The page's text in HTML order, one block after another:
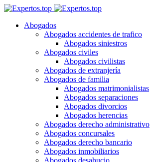
Abogados
Abogados accidentes de trafico
Abogados siniestros
Abogados civiles
Abogados civilistas
Abogados de extranjería
Abogados de familia
Abogados matrimonialistas
Abogados separaciones
Abogados divorcios
Abogados herencias
Abogados derecho administrativo
Abogados concursales
Abogados derecho bancario
Abogados inmobiliarios
Abogados desahucio